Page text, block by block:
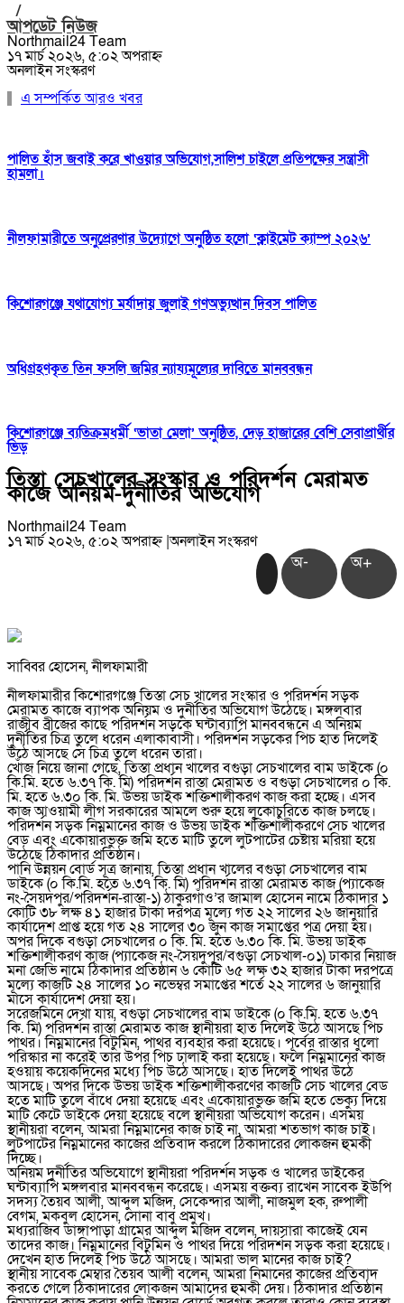
/
আপডেট নিউজ
Northmail24 Team
১৭ মার্চ ২০২৬, ৫:০২ অপরাহ্ন
অনলাইন সংস্করণ
এ সম্পর্কিত আরও খবর
পালিত হাঁস জবাই করে খাওয়ার অভিযোগ,সালিশ চাইলে প্রতিপক্ষের সন্ত্রাসী
হামলা।
নীলফামারীতে অনুপ্রেরণার উদ্যোগে অনুষ্ঠিত হলো ‘ক্লাইমেট ক্যাম্প ২০২৬’
কিশোরগঞ্জে যথাযোগ্য মর্যাদায় জুলাই গণঅভ্যুত্থান দিবস পালিত
অধিগ্রহণকৃত তিন ফসলি জমির ন্যায্যমূল্যের দাবিতে মানববন্ধন
কিশোরগঞ্জে ব্যতিক্রমধর্মী ‘ভাতা মেলা’ অনুষ্ঠিত, দেড় হাজারের বেশি সেবাপ্রার্থীর
ভিড়
তিস্তা সেচখালের সংস্কার ও পরিদর্শন মেরামত
কাজে অনিয়ম-দুর্নীতির অভিযোগ
Northmail24 Team
১৭ মার্চ ২০২৬, ৫:০২ অপরাহ্ন|অনলাইন সংস্করণ
অ- অ+
সাব্বির হোসেন, নীলফামারী
নীলফামারীর কিশোরগঞ্জে তিস্তা সেচ খালের সংস্কার ও পরিদর্শন সড়ক
মেরামত কাজে ব্যাপক অনিয়ম ও দুর্নীতির অভিযোগ উঠেছে। মঙ্গলবার
রাজীব ব্রীজের কাছে পরিদর্শন সড়কে ঘন্টাব্যাপি মানববন্ধনে এ অনিয়ম
দুর্নীতির চিত্র তুলে ধরেন এলাকাবাসী। পরিদর্শন সড়কের পিচ হাত দিলেই
উঠে আসছে সে চিত্র তুলে ধরেন তারা।
খোঁজ নিয়ে জানা গেছে, তিস্তা প্রধান খালের বগুড়া সেচখালের বাম ডাইকে (০
কি.মি. হতে ৬.৩৭ কি. মি) পরিদর্শন রাস্তা মেরামত ও বগুড়া সেচখালের ০ কি.
মি. হতে ৬.৩০ কি. মি. উভয় ডাইক শক্তিশালীকরণ কাজ করা হচ্ছে। এসব
কাজ আওয়ামী লীগ সরকারের আমলে শুরু হয়ে লুকোচুরিতে কাজ চলছে।
পরিদর্শন সড়ক নিম্নমানের কাজ ও উভয় ডাইক শক্তিশালীকরণে সেচ খালের
বেড এবং একোয়ারভুক্ত জমি হতে মাটি তুলে লুটপাটের চেষ্টায় মরিয়া হয়ে
উঠেছে ঠিকাদার প্রতিষ্ঠান।
পানি উন্নয়ন বোর্ড সূত্র জানায়, তিস্তা প্রধান খালের বগুড়া সেচখালের বাম
ডাইকে (০ কি.মি. হতে ৬.৩৭ কি. মি) পরিদর্শন রাস্তা মেরামত কাজ (প্যাকেজ
নং-সৈয়দপুর/পরিদর্শন-রাস্তা-১) ঠাকুরগাঁও’র জামাল হোসেন নামে ঠিকাদার ১
কোটি ৩৮ লক্ষ ৪১ হাজার টাকা দরপত্র মূল্যে গত ২২ সালের ২৬ জানুয়ারি
কার্যাদেশ প্রাপ্ত হয়ে গত ২৪ সালের ৩০ জুন কাজ সমাপ্তের পত্র দেয়া হয়।
অপর দিকে বগুড়া সেচখালের ০ কি. মি. হতে ৬.৩০ কি. মি. উভয় ডাইক
শক্তিশালীকরণ কাজ (প্যাকেজ নং-সৈয়দুপুর/বগুড়া সেচখাল-০১) ঢাকার নিয়াজ
মনা জেভি নামে ঠিকাদার প্রতিষ্ঠান ৬ কোটি ৬৫ লক্ষ ৩২ হাজার টাকা দরপত্রে
মূল্যে কাজটি ২৪ সালের ১০ নভেম্বর সমাপ্তের শর্তে ২২ সালের ৬ জানুয়ারি
মাসে কার্যাদেশ দেয়া হয়।
সরেজমিনে দেখা যায়, বগুড়া সেচখালের বাম ডাইকে (০ কি.মি. হতে ৬.৩৭
কি. মি) পরিদর্শন রাস্তা মেরামত কাজ স্থানীয়রা হাত দিলেই উঠে আসছে পিচ
পাথর। নিম্নমানের বিটুমিন, পাথর ব্যবহার করা হয়েছে। পূর্বের রাস্তার ধুলো
পরিস্কার না করেই তার উপর পিচ ঢালাই করা হয়েছে। ফলে নিম্নমানের কাজ
হওয়ায় কয়েকদিনের মধ্যে পিচ উঠে আসছে। হাত দিলেই পাথর উঠে
আসছে। অপর দিকে উভয় ডাইক শক্তিশালীকরণের কাজটি সেচ খালের বেড
হতে মাটি তুলে বাঁধে দেয়া হয়েছে এবং একোয়ারভুক্ত জমি হতে ভেক্যু দিয়ে
মাটি কেটে ডাইকে দেয়া হয়েছে বলে স্থানীয়রা অভিযোগ করেন। এসময়
স্থানীয়রা বলেন, আমরা নিম্নমানের কাজ চাই না, আমরা শতভাগ কাজ চাই।
লুটপাটের নিম্নমানের কাজের প্রতিবাদ করলে ঠিকাদারের লোকজন হুমকী
দিচ্ছে।
অনিয়ম দুর্নীতির অভিযোগে স্থানীয়রা পরিদর্শন সড়ক ও খালের ডাইকের
ঘন্টাব্যাপি মঙ্গলবার মানববন্ধন করেছে। এসময় বক্তব্য রাখেন সাবেক ইউপি
সদস্য তৈয়ব আলী, আব্দুল মজিদ, সেকেন্দার আলী, নাজমুল হক, রুপালী
বেগম, মকবুল হোসেন, সোনা বাবু প্রমুখ।
মধ্যরাজিব ডাঙ্গাপাড়া গ্রামের আব্দুল মজিদ বলেন, দায়সারা কাজেই যেন
তাদের কাজ। নিম্নমানের বিটুমিন ও পাথর দিয়ে পরিদর্শন সড়ক করা হয়েছে।
দেখেন হাত দিলেই পিচ উঠে আসছে। আমরা ভাল মানের কাজ চাই?
স্থানীয় সাবেক মেম্বার তৈয়ব আলী বলেন, আমরা নিমানের কাজের প্রতিবাদ
করতে গেলে ঠিকাদারের লোকজন আমাদের হুমকী দেয়। ঠিকাদার প্রতিষ্ঠান